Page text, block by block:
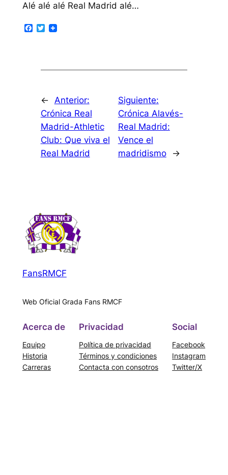
Alé alé alé Real Madrid alé…
Facebook
Twitter
← Anterior:
Crónica Real
Madrid-Athletic
Club: Que viva el
Real Madrid
Siguiente:
Crónica Alavés-
Real Madrid:
Vence el
madridismo
→
FansRMCF
Web Oficial Grada Fans RMCF
Acerca de
Equipo
Historia
Carreras
Privacidad
Política de privacidad
Términos y condiciones
Contacta con consotros
Social
Facebook
Instagram
Twitter/X